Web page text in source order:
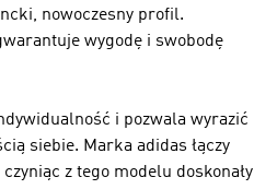
nowoczesny profil.
wygodę i swobodę
i pozwala wyrazić
siebie. Marka adidas łączy
z tego modelu doskonały